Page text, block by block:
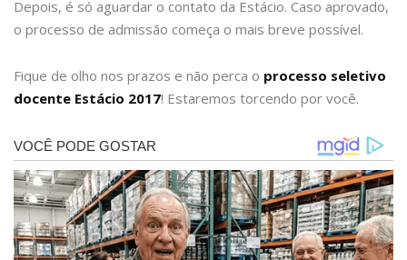
Depois, é só aguardar o contato da Estácio. Caso aprovado,
o processo de admissão começa o mais breve possível.
Fique de olho nos prazos e não perca o processo seletivo
docente Estácio 2017! Estaremos torcendo por você.